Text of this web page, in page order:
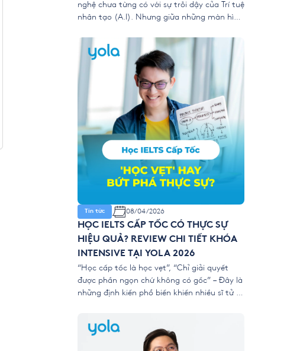
nghệ chưa từng có với sự trỗi dậy của Trí tuệ
nhân tạo (A.I). Nhưng giữa những màn hình
để trẻ “ngắt kết nối” với vẻ đẹp của thiên
nhiên? 👉 Khóa hè 2026 chính thức […]
Tin tức 08/04/2026
HỌC IELTS CẤP TỐC CÓ THỰC SỰ
HIỆU QUẢ? REVIEW CHI TIẾT KHÓA
INTENSIVE TẠI YOLA 2026
“Học cấp tốc là học vẹt”, “Chỉ giải quyết
được phần ngọn chứ không có gốc” – Đây là
những định kiến phổ biến khiến nhiều sĩ tử e
và du học năm 2026 ngày […]